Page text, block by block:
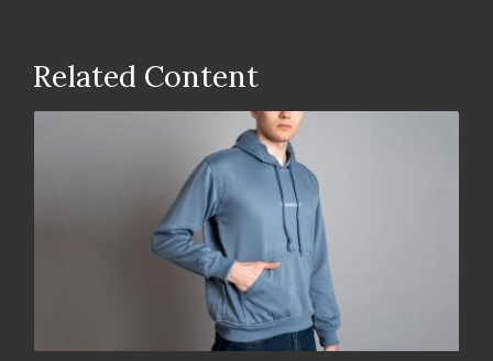
Related Content